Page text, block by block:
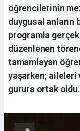
öğrencilerinin
duygusal anların
programla
düzenlenen
tamamlayan
yaşarken; aileleri
gurura ortak oldu.